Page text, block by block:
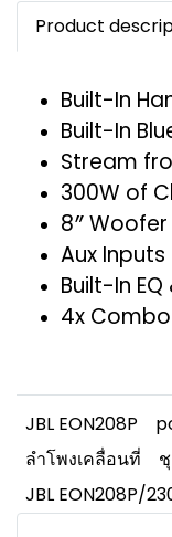
Product
Built-In
Built-In
Stream
300W of
8″
Aux
Built-In EQ
4x Combo
JBL EON208P
ลำโพงเคลื่อนที่
JBL EON208P/